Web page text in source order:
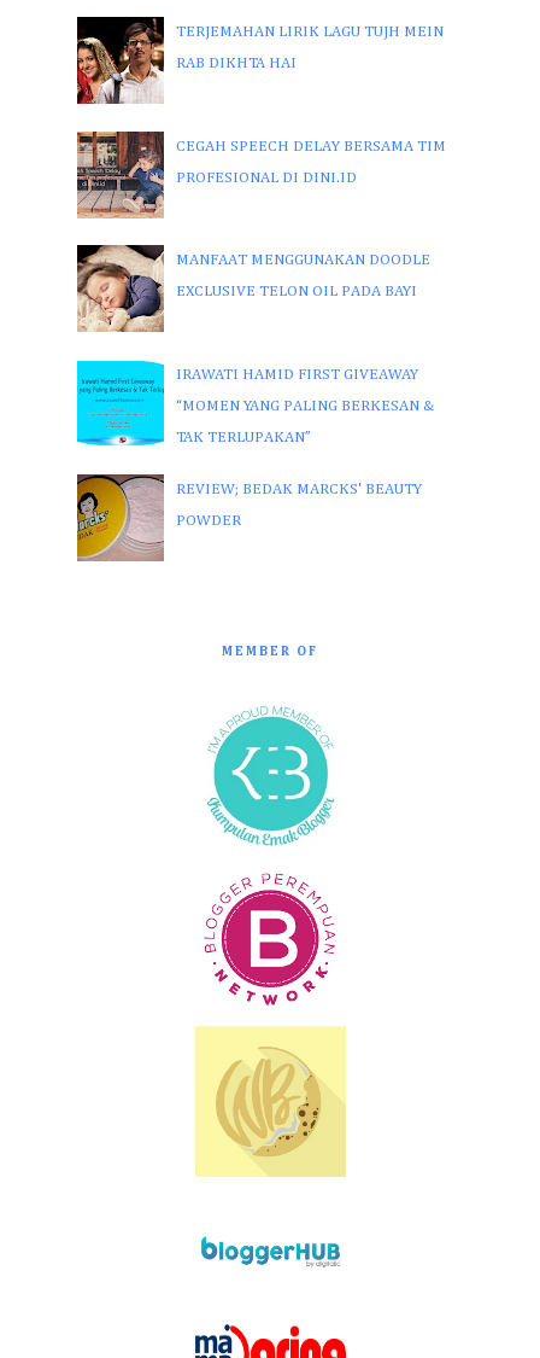
TERJEMAHAN LIRIK LAGU TUJH MEIN
RAB DIKHTA HAI
CEGAH SPEECH DELAY BERSAMA TIM
PROFESIONAL DI DINI.ID
MANFAAT MENGGUNAKAN DOODLE
EXCLUSIVE TELON OIL PADA BAYI
IRAWATI HAMID FIRST GIVEAWAY
“MOMEN YANG PALING BERKESAN &
TAK TERLUPAKAN”
REVIEW; BEDAK MARCKS' BEAUTY
POWDER
MEMBER OF